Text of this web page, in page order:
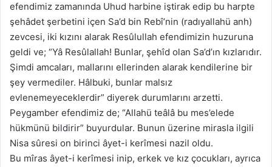
efendimiz zamanında Uhud harbine iştirak edip bu harpte
şehâdet şerbetini içen Sa’d bin Rebî’nin (radıyallahü anh)
zevcesi, iki kızını alarak Resûlullah efendimizin huzuruna
geldi ve; “Yâ Resûlallah! Bunlar, şehîd olan Sa’d’ın kızlarıdır.
Şimdi amcaları, mallarını ellerinden alarak kendilerine bir
şey vermediler. Hâlbuki, bunlar malsız
evlenemeyeceklerdir” diyerek durumlarını arzetti.
Peygamber efendimiz de; “Allahü teâlâ bu mes’elede
hükmünü bildirir” buyurdular. Bunun üzerine mirasla ilgili
Nisa sûresi on birinci âyet-i kerîmesi nazil oldu.
Bu mîras âyet-i kerîmesi inip, erkek ve kız çocukları, ayrıca